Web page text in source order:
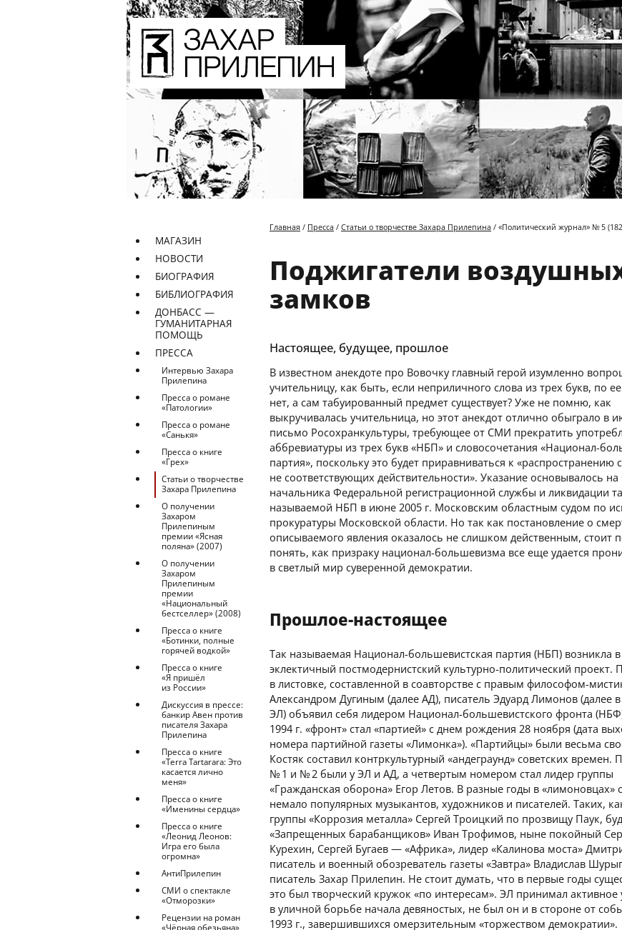
МАГАЗИН
НОВОСТИ
БИОГРАФИЯ
БИБЛИОГРАФИЯ
ДОНБАСС —
ГУМАНИТАРНАЯ
ПОМОЩЬ
ПРЕССА
Интервью Захара
Прилепина
Пресса о романе
«Патологии»
Пресса о романе
«Санькя»
Пресса о книге
«Грех»
Статьи о творчестве
Захара Прилепина
О получении
Захаром
Прилепиным
премии «Ясная
поляна» (2007)
О получении
Захаром
Прилепиным
премии
«Национальный
бестселлер» (2008)
Пресса о книге
«Ботинки, полные
горячей водкой»
Пресса о книге
«Я пришёл
из России»
Дискуссия в прессе:
банкир Авен против
писателя Захара
Прилепина
Пресса о книге
«Terra Tartarara: Это
касается лично
меня»
Пресса о книге
«Именины сердца»
Пресса о книге
«Леонид Леонов:
Игра его была
огромна»
АнтиПрилепин
СМИ о спектакле
«Отморозки»
Рецензии на роман
«Чёрная обезьяна»
Главная / Пресса / Статьи о творчестве Захара Прилепина / «Политический журнал» № 5
Поджигатели
замков
Настоящее, будущее, прошлое
В известном анекдоте про Вовочку главный герой изумленно
учительницу, как быть, если неприличного слова из трех букв, по
нет, а сам табуированный предмет существует? Уже не помню, как
выкручивалась учительница, но этот анекдот отлично обыграло в
письмо Росохранкультуры, требующее от СМИ прекратить
аббревиатуры из трех букв «НБП» и словосочетания «Национал-
партия», поскольку это будет приравниваться к «распространению
не соответствующих действительности». Указание основывалось
начальника Федеральной регистрационной службы и ликвидации
называемой НБП в июне 2005 г. Московским областным судом по
прокуратуры Московской области. Но так как постановление о
описываемого явления оказалось не слишком действенным, стоит
понять, как призраку национал-большевизма все еще удается
в светлый мир суверенной демократии.
Прошлое-настоящее
Так называемая Национал-большевистская партия (НБП) возникла в
эклектичный постмодернистский культурно-политический проект.
в листовке, составленной в соавторстве с правым философом-
Александром Дугиным (далее АД), писатель Эдуард Лимонов (далее
ЭЛ) объявил себя лидером Национал-большевистского фронта
1994 г. «фронт» стал «партией» с днем рождения 28 ноября (дата
номера партийной газеты «Лимонка»). «Партийцы» были весьма
Костяк составил контркультурный «андеграунд» советских времен.
№ 1 и № 2 были у ЭЛ и АД, а четвертым номером стал лидер группы
«Гражданская оборона» Егор Летов. В разные годы в «лимоновцах»
немало популярных музыкантов, художников и писателей. Таких,
группы «Коррозия металла» Сергей Троицкий по прозвищу Паук,
«Запрещенных барабанщиков» Иван Трофимов, ныне покойный
Курехин, Сергей Бугаев — «Африка», лидер «Калинова моста»
писатель и военный обозреватель газеты «Завтра» Владислав
писатель Захар Прилепин. Не стоит думать, что в первые годы
это был творческий кружок «по интересам». ЭЛ принимал активное
в уличной борьбе начала девяностых, не был он и в стороне от
1993 г., завершившихся омерзительным «торжеством демократии».